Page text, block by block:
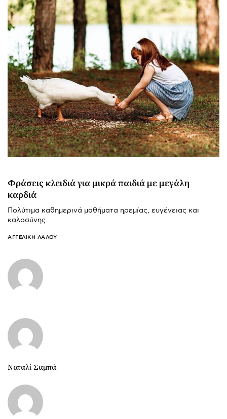
Φράσεις κλειδιά για μικρά παιδιά με μεγάλη
καρδιά
Πολύτιμα καθημερινά μαθήματα ηρεμίας, ευγένειας και
καλοσύνης
ΑΓΓΕΛΙΚΉ ΛΆΛΟΥ
Ναταλί Σαμπά